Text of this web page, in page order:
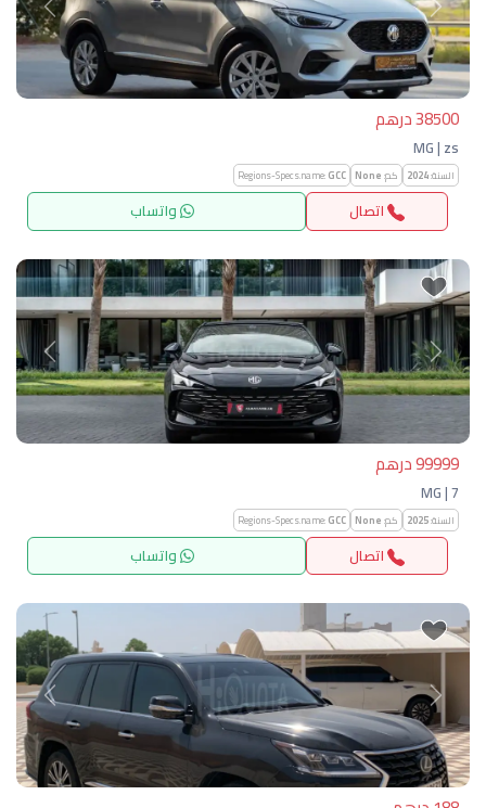
السابق التالي
38500 درهم
MG | zs
السنة:2024 كم:None
Regions-Specs.name:GCC
اتصال واتساب
السابق التالي
99999 درهم
MG | 7
السنة:2025 كم:None
Regions-Specs.name:GCC
اتصال واتساب
السابق التالي